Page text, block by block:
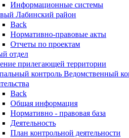
Информационные системы
Лабинский район
Back
Нормативно-правовые акты
Отчеты по проектам
отдел
прилегающей территории
контроль Ведомственный
Back
Общая информация
Нормативно - правовая база
Деятельность
План контрольной деятельности